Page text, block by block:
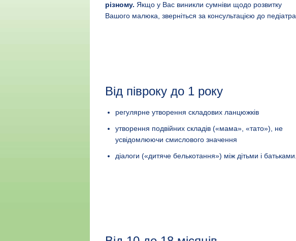
різному. Якщо у Вас виникли сумніви щодо розвитку
Вашого малюка, зверніться за консультацією до педіатра.
Від півроку до 1 року
регулярне утворення складових ланцюжків
утворення подвійних складів («мама», «тато»), не
усвідомлюючи смислового значення
діалоги («дитяче белькотання») між дітьми і батьками.